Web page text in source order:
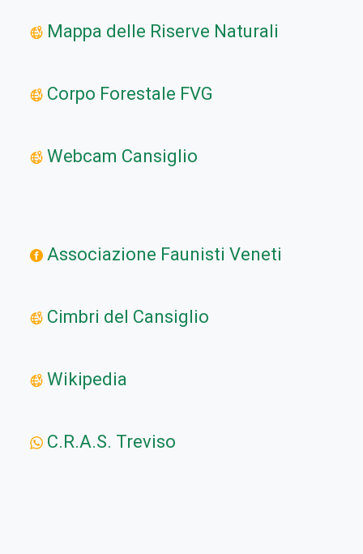
Mappa delle Riserve Naturali
Corpo Forestale FVG
Webcam Cansiglio
Associazione Faunisti Veneti
Cimbri del Cansiglio
Wikipedia
C.R.A.S. Treviso